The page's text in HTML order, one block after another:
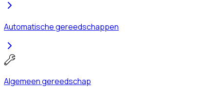
Automatische gereedschappen
Algemeen gereedschap